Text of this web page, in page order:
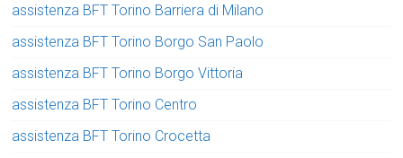
assistenza BFT Torino Barriera di Milano
assistenza BFT Torino Borgo San Paolo
assistenza BFT Torino Borgo Vittoria
assistenza BFT Torino Centro
assistenza BFT Torino Crocetta